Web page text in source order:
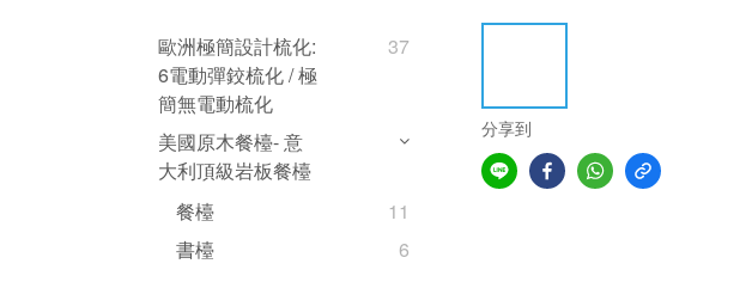
歐洲極簡設計梳化:
6電動彈鉸梳化 / 極
簡無電動梳化
37
美國原木餐檯- 意
大利頂級岩板餐檯
餐檯
11
書檯
6
分享到